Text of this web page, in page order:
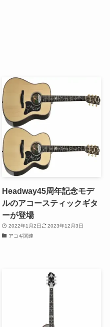
Headway45周年記念モデ
ルのアコースティックギタ
ーが登場
2022年1月2日
2023年12月3日
アコギ関連